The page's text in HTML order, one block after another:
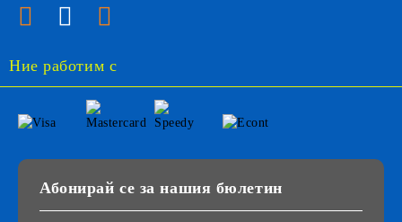
Ние работим с
Абонирай се за нашия бюлетин